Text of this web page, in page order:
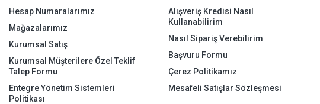
Hesap Numaralarımız
Mağazalarımız
Kurumsal Satış
Kurumsal Müşterilere Özel Teklif
Talep Formu
Entegre Yönetim Sistemleri
Politikası
Alışveriş Kredisi Nasıl
Kullanabilirim
Nasıl Sipariş Verebilirim
Başvuru Formu
Çerez Politikamız
Mesafeli Satışlar Sözleşmesi